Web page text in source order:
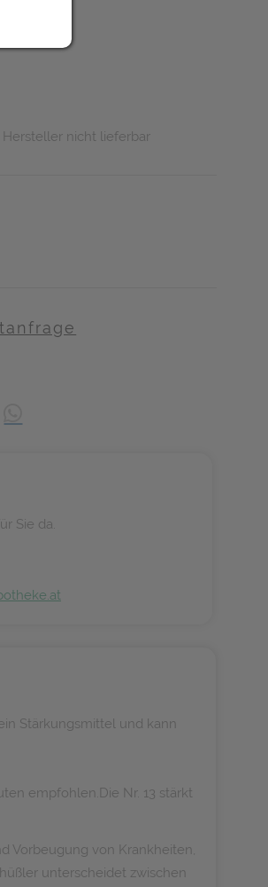
nicht lieferbar
Sie da.
Stärkungsmittel und kann
empfohlen.Die Nr. 13 stärkt
Vorbeugung von Krankheiten,
unterscheidet zwischen